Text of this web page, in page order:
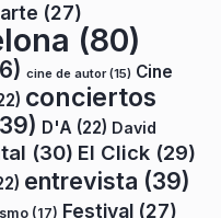
arte (27)
(80)
cine de autor(15) Cine
conciertos
D'A (22) David
(30) El Click (29)
entrevista (39)
(17) Festival (27)